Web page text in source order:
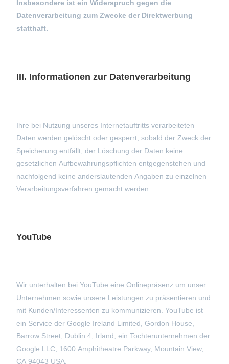
Insbesondere ist ein Widerspruch gegen die
Datenverarbeitung zum Zwecke der Direktwerbung
statthaft.
III. Informationen zur Datenverarbeitung
Ihre bei Nutzung unseres Internetauftritts verarbeiteten
Daten werden gelöscht oder gesperrt, sobald der Zweck der
Speicherung entfällt, der Löschung der Daten keine
gesetzlichen Aufbewahrungspflichten entgegenstehen und
nachfolgend keine anderslautenden Angaben zu einzelnen
Verarbeitungsverfahren gemacht werden.
YouTube
Wir unterhalten bei YouTube eine Onlinepräsenz um unser
Unternehmen sowie unsere Leistungen zu präsentieren und
mit Kunden/Interessenten zu kommunizieren. YouTube ist
ein Service der Google Ireland Limited, Gordon House,
Barrow Street, Dublin 4, Irland, ein Tochterunternehmen der
Google LLC, 1600 Amphitheatre Parkway, Mountain View,
CA 94043 USA.